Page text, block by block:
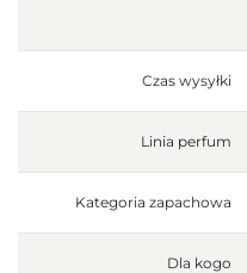
Czas wysyłki
Linia perfum
Kategoria zapachowa
Dla kogo